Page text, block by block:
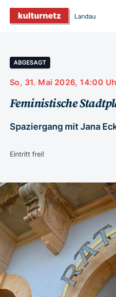
ABGESAGT
So, 31. Mai 2026, 14:00
Feministische
Spaziergang mit Jana
Eintritt frei!